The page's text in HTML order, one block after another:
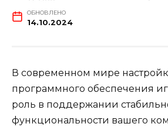
ОБНОВЛЕНО
14.10.2024
В современном мире
программного обеспечения
роль в поддержании
функциональности вашего